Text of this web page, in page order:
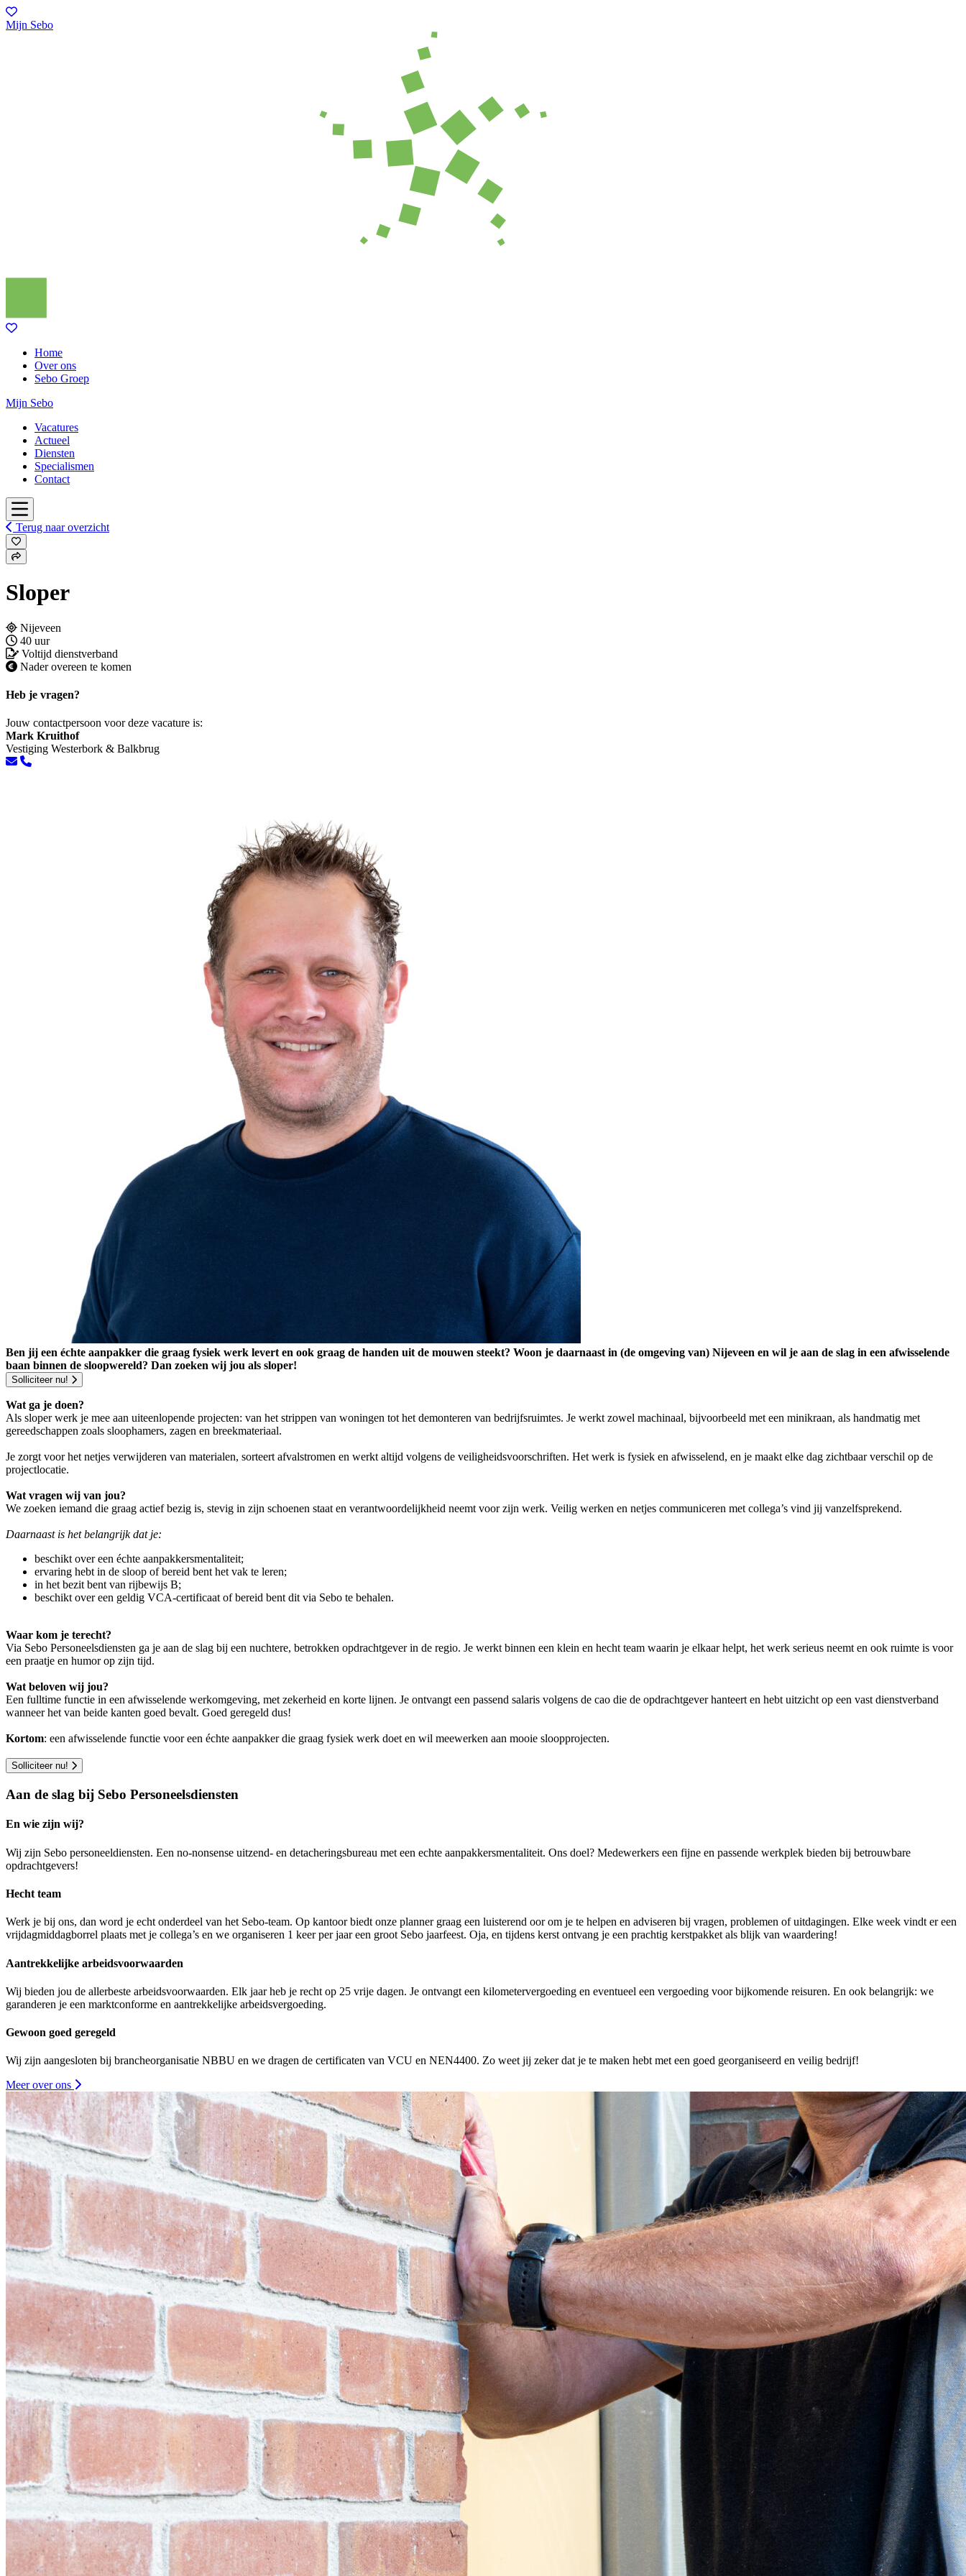
Mijn Sebo
Home
Over ons
Sebo Groep
Mijn Sebo
Vacatures
Actueel
Diensten
Specialismen
Contact
Terug naar overzicht
Sloper
Nijeveen
40 uur
Voltijd dienstverband
Nader overeen te komen
Heb je vragen?
Jouw contactpersoon voor deze vacature is:
Mark Kruithof
Vestiging Westerbork & Balkbrug
Ben jij een échte aanpakker die graag fysiek werk levert en ook graag de handen uit de mouwen steekt? Woon je daarnaast in (de omgeving van) Nijeveen en wil je aan de slag in een afwisselende
baan binnen de sloopwereld? Dan zoeken wij jou als sloper!
Solliciteer nu!
Wat ga je doen?
Als sloper werk je mee aan uiteenlopende projecten: van het strippen van woningen tot het demonteren van bedrijfsruimtes. Je werkt zowel machinaal, bijvoorbeeld met een minikraan, als handmatig met
gereedschappen zoals sloophamers, zagen en breekmateriaal.
Je zorgt voor het netjes verwijderen van materialen, sorteert afvalstromen en werkt altijd volgens de veiligheidsvoorschriften. Het werk is fysiek en afwisselend, en je maakt elke dag zichtbaar verschil op de
projectlocatie.
Wat vragen wij van jou?
We zoeken iemand die graag actief bezig is, stevig in zijn schoenen staat en verantwoordelijkheid neemt voor zijn werk. Veilig werken en netjes communiceren met collega’s vind jij vanzelfsprekend.
Daarnaast is het belangrijk dat je:
beschikt over een échte aanpakkersmentaliteit;
ervaring hebt in de sloop of bereid bent het vak te leren;
in het bezit bent van rijbewijs B;
beschikt over een geldig VCA-certificaat of bereid bent dit via Sebo te behalen.
Waar kom je terecht?
Via Sebo Personeelsdiensten ga je aan de slag bij een nuchtere, betrokken opdrachtgever in de regio. Je werkt binnen een klein en hecht team waarin je elkaar helpt, het werk serieus neemt en ook ruimte is voor
een praatje en humor op zijn tijd.
Wat beloven wij jou?
Een fulltime functie in een afwisselende werkomgeving, met zekerheid en korte lijnen. Je ontvangt een passend salaris volgens de cao die de opdrachtgever hanteert en hebt uitzicht op een vast dienstverband
wanneer het van beide kanten goed bevalt. Goed geregeld dus!
Kortom: een afwisselende functie voor een échte aanpakker die graag fysiek werk doet en wil meewerken aan mooie sloopprojecten.
Solliciteer nu!
Aan de slag bij Sebo Personeelsdiensten
En wie zijn wij?
Wij zijn Sebo personeeldiensten. Een no-nonsense uitzend- en detacheringsbureau met een echte aanpakkersmentaliteit. Ons doel? Medewerkers een fijne en passende werkplek bieden bij betrouwbare
opdrachtgevers!
Hecht team
Werk je bij ons, dan word je echt onderdeel van het Sebo-team. Op kantoor biedt onze planner graag een luisterend oor om je te helpen en adviseren bij vragen, problemen of uitdagingen. Elke week vindt er een
vrijdagmiddagborrel plaats met je collega’s en we organiseren 1 keer per jaar een groot Sebo jaarfeest. Oja, en tijdens kerst ontvang je een prachtig kerstpakket als blijk van waardering!
Aantrekkelijke arbeidsvoorwaarden
Wij bieden jou de allerbeste arbeidsvoorwaarden. Elk jaar heb je recht op 25 vrije dagen. Je ontvangt een kilometervergoeding en eventueel een vergoeding voor bijkomende reisuren. En ook belangrijk: we
garanderen je een marktconforme en aantrekkelijke arbeidsvergoeding.
Gewoon goed geregeld
Wij zijn aangesloten bij brancheorganisatie NBBU en we dragen de certificaten van VCU en NEN4400. Zo weet jij zeker dat je te maken hebt met een goed georganiseerd en veilig bedrijf!
Meer over ons